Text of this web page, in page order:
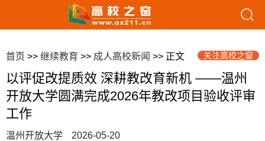
首页 >> 继续教育 >> 成人高校新闻 >> 正文 关注高校之窗
以评促改提质效 深耕教改育新机 ——温州
开放大学圆满完成2026年教改项目验收评审
工作
温州开放大学 2026-05-20